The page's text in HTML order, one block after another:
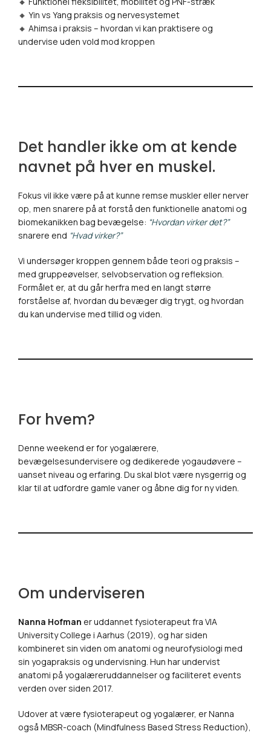
🔸 Yin vs Yang praksis og nervesystemet
🔸 Ahimsa i praksis – hvordan vi kan praktisere og
undervise uden vold mod kroppen
Det handler ikke om at kende
navnet på hver en muskel.
Fokus vil ikke være på at kunne remse muskler eller nerver
op, men snarere på at forstå den funktionelle anatomi og
biomekanikken bag bevægelse: “Hvordan virker det?”
snarere end “Hvad virker?”
Vi undersøger kroppen gennem både teori og praksis –
med gruppeøvelser, selvobservation og refleksion.
Formålet er, at du går herfra med en langt større
forståelse af, hvordan du bevæger dig trygt, og hvordan
du kan undervise med tillid og viden.
For hvem?
Denne weekend er for yogalærere,
bevægelsesundervisere og dedikerede yogaudøvere –
uanset niveau og erfaring. Du skal blot være nysgerrig og
klar til at udfordre gamle vaner og åbne dig for ny viden.
Om underviseren
Nanna Hofman er uddannet fysioterapeut fra VIA
University College i Aarhus (2019), og har siden
kombineret sin viden om anatomi og neurofysiologi med
sin yogapraksis og undervisning. Hun har undervist
anatomi på yogalæreruddannelser og faciliteret events
verden over siden 2017.
Udover at være fysioterapeut og yogalærer, er Nanna
også MBSR-coach (Mindfulness Based Stress Reduction),